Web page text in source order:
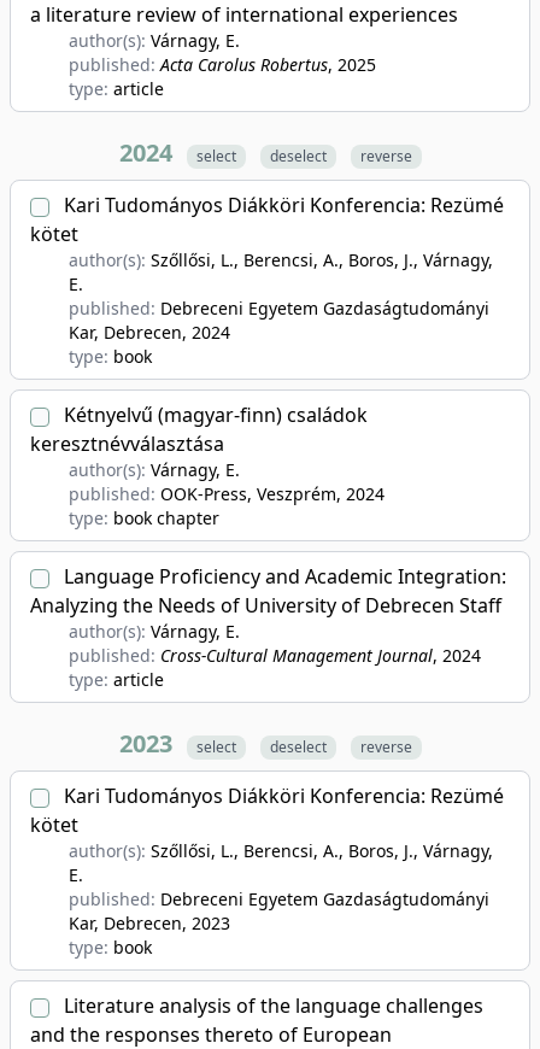
a literature review of international experiences
author(s): Várnagy, E.
published:Acta Carolus Robertus, 2025
type: article
2024 select deselect reverse
Kari Tudományos Diákköri Konferencia: Rezümé
kötet
author(s): Szőllősi, L., Berencsi, A., Boros, J., Várnagy,
E.
published: Debreceni Egyetem Gazdaságtudományi
Kar, Debrecen, 2024
type: book
Kétnyelvű (magyar-finn) családok
keresztnévválasztása
author(s): Várnagy, E.
published: OOK-Press, Veszprém, 2024
type: book chapter
Language Proficiency and Academic Integration:
Analyzing the Needs of University of Debrecen Staff
author(s): Várnagy, E.
published: Cross-Cultural Management Journal, 2024
type: article
2023 select deselect reverse
Kari Tudományos Diákköri Konferencia: Rezümé
kötet
author(s): Szőllősi, L., Berencsi, A., Boros, J., Várnagy,
E.
published: Debreceni Egyetem Gazdaságtudományi
Kar, Debrecen, 2023
type: book
Literature analysis of the language challenges
and the responses thereto of European